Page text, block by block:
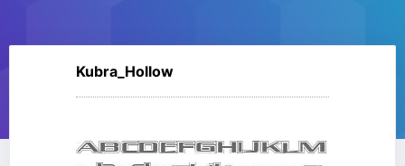
Kubra_Hollow